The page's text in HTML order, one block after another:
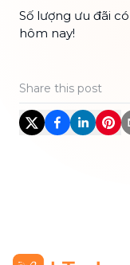
Số lượng ưu đãi
hôm nay!
Share this post